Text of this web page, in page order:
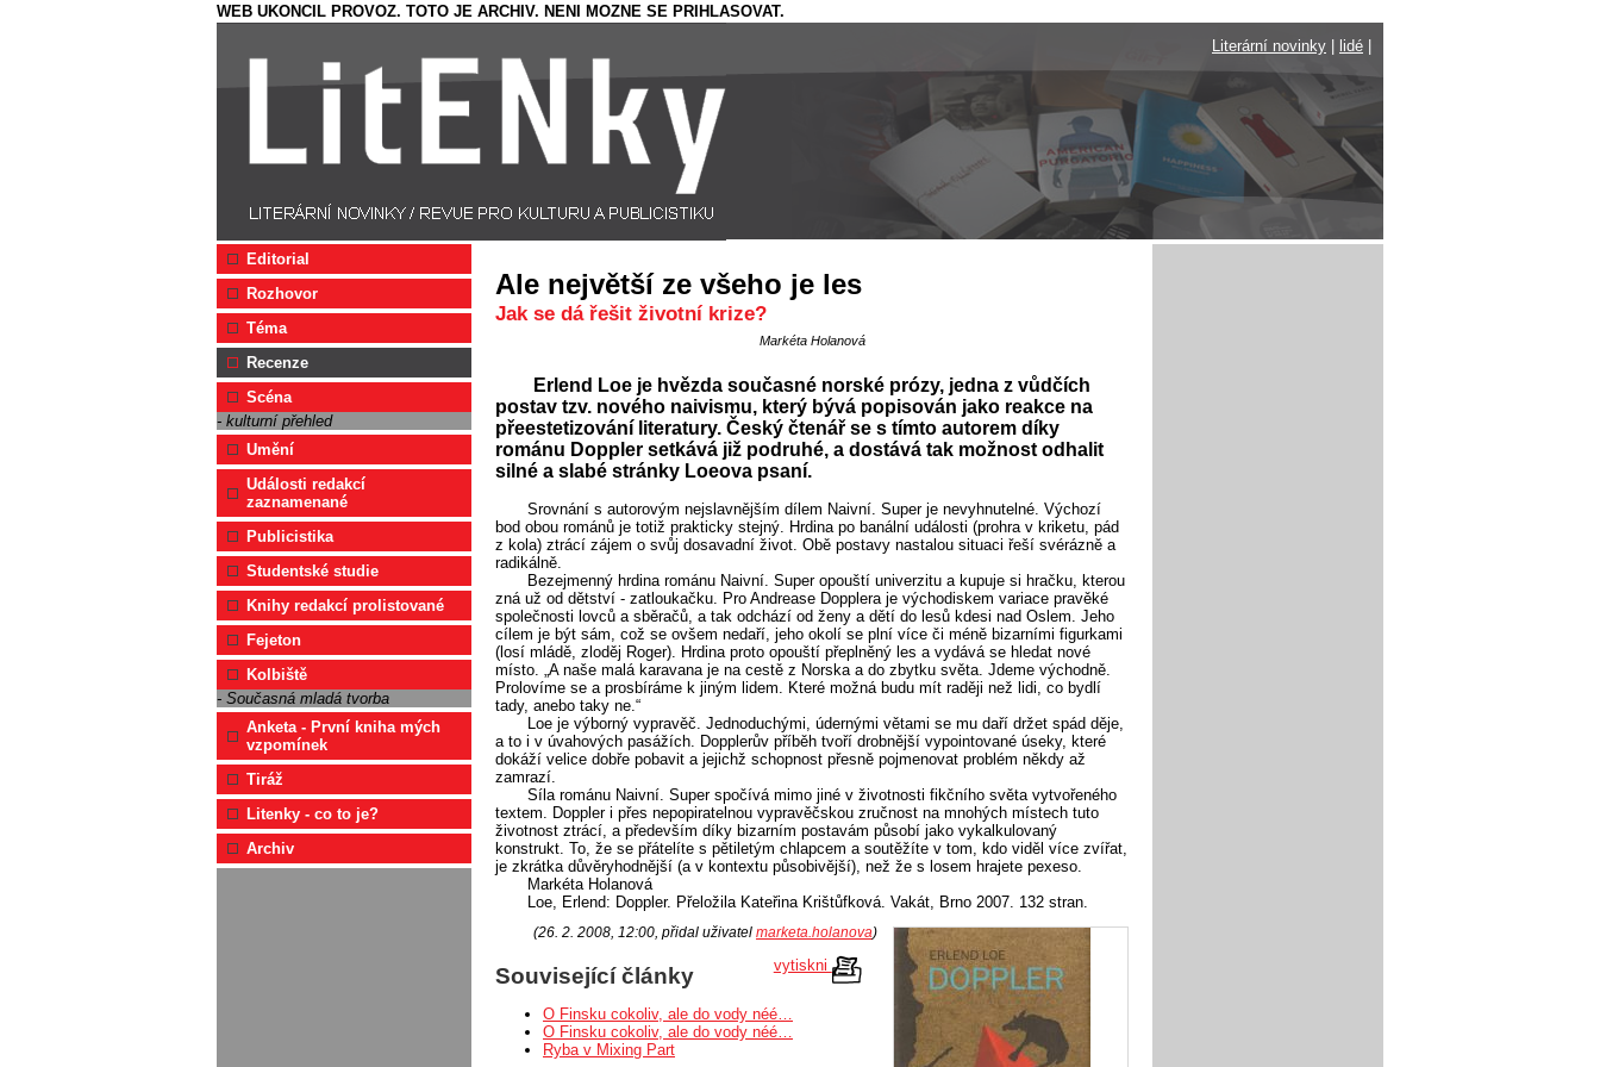
WEB UKONCIL PROVOZ. TOTO JE ARCHIV. NENI MOZNE SE PRIHLASOVAT.
Literární novinky
lidé
Editorial
Rozhovor
Téma
Recenze
Scéna
- kulturní přehled
Umění
Události redakcí
zaznamenané
Publicistika
Studentské studie
Knihy redakcí prolistované
Fejeton
Kolbiště
- Současná mladá tvorba
Anketa - První kniha mých
vzpomínek
Tiráž
Litenky - co to je?
Archiv
Ale největší ze všeho je les
Jak se dá řešit životní krize?
Markéta Holanová
Erlend Loe je hvězda současné norské prózy, jedna z vůdčích
postav tzv. nového naivismu, který bývá popisován jako reakce na
přeestetizování literatury. Český čtenář se s tímto autorem díky
románu Doppler setkává již podruhé, a dostává tak možnost odhalit
silné a slabé stránky Loeova psaní.
Srovnání s autorovým nejslavnějším dílem Naivní. Super je nevyhnutelné. Výchozí
bod obou románů je totiž prakticky stejný. Hrdina po banální události (prohra v kriketu, pád
z kola) ztrácí zájem o svůj dosavadní život. Obě postavy nastalou situaci řeší svérázně a
radikálně.
Bezejmenný hrdina románu Naivní. Super opouští univerzitu a kupuje si hračku, kterou
zná už od dětství - zatloukačku. Pro Andrease Dopplera je východiskem variace pravěké
společnosti lovců a sběračů, a tak odchází od ženy a dětí do lesů kdesi nad Oslem. Jeho
cílem je být sám, což se ovšem nedaří, jeho okolí se plní více či méně bizarními figurkami
(losí mládě, zloděj Roger). Hrdina proto opouští přeplněný les a vydává se hledat nové
místo. „A naše malá karavana je na cestě z Norska a do zbytku světa. Jdeme východně.
Prolovíme se a prosbíráme k jiným lidem. Které možná budu mít raději než lidi, co bydlí
tady, anebo taky ne.“
Loe je výborný vypravěč. Jednoduchými, údernými větami se mu daří držet spád děje,
a to i v úvahových pasážích. Dopplerův příběh tvoří drobnější vypointované úseky, které
dokáží velice dobře pobavit a jejichž schopnost přesně pojmenovat problém někdy až
zamrazí.
Síla románu Naivní. Super spočívá mimo jiné v životnosti fikčního světa vytvořeného
textem. Doppler i přes nepopiratelnou vypravěčskou zručnost na mnohých místech tuto
životnost ztrácí, a především díky bizarním postavám působí jako vykalkulovaný
konstrukt. To, že se přátelíte s pětiletým chlapcem a soutěžíte v tom, kdo viděl více zvířat,
je zkrátka důvěryhodnější (a v kontextu působivější), než že s losem hrajete pexeso.
Markéta Holanová
Loe, Erlend: Doppler. Přeložila Kateřina Krištůfková. Vakát, Brno 2007. 132 stran.
(26. 2. 2008, 12:00, přidal uživatelmarketa.holanova)
vytiskni
Související články
O Finsku cokoliv, ale do vody néé…
O Finsku cokoliv, ale do vody néé…
Ryba v Mixing Part